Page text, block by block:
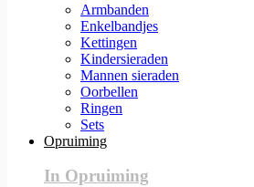
Armbanden
Enkelbandjes
Kettingen
Kindersieraden
Mannen sieraden
Oorbellen
Ringen
Sets
Opruiming
In Opruiming